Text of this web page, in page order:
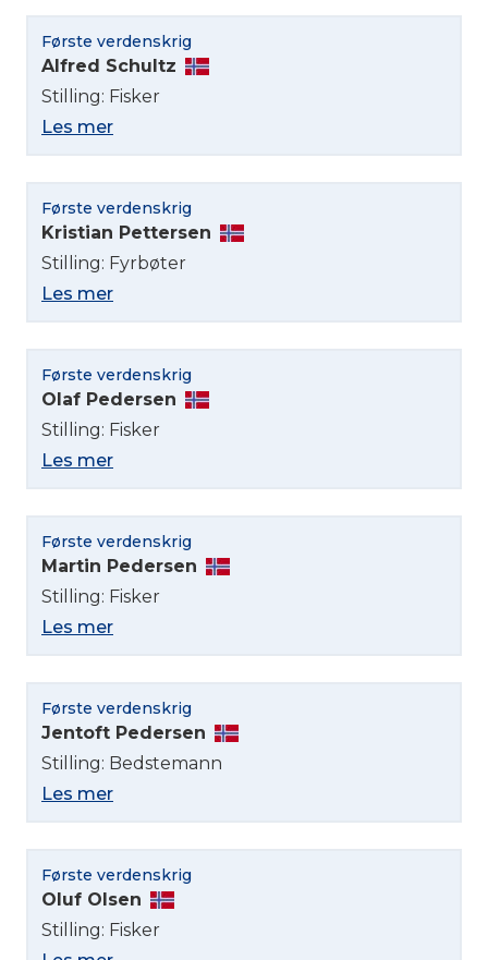
Første verdenskrig
Alfred Schultz
Stilling: Fisker
Les mer
Første verdenskrig
Kristian Pettersen
Stilling: Fyrbøter
Les mer
Første verdenskrig
Olaf Pedersen
Stilling: Fisker
Les mer
Første verdenskrig
Martin Pedersen
Stilling: Fisker
Les mer
Første verdenskrig
Jentoft Pedersen
Stilling: Bedstemann
Les mer
Første verdenskrig
Oluf Olsen
Stilling: Fisker
Velg språk